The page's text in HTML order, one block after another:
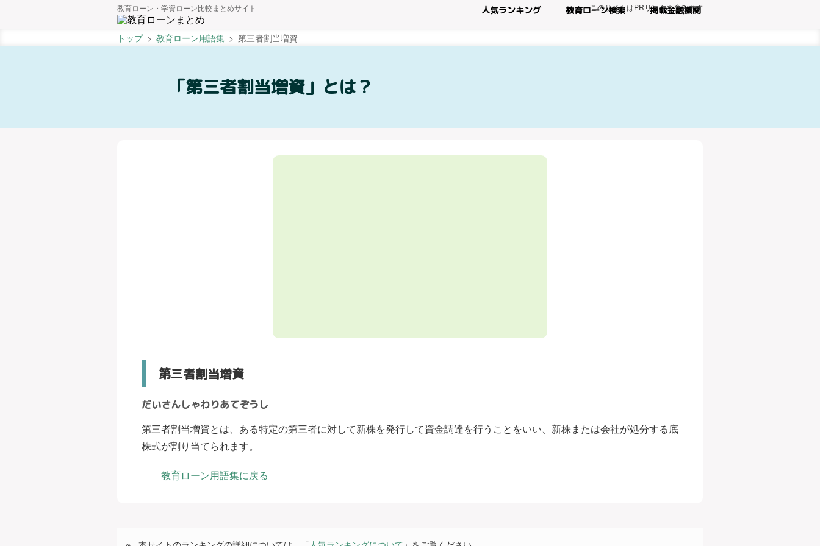
教育ローン・学資ローン比較まとめサイト このサイトはPRリンクを含みます
人気ランキング 教育ローン検索 掲載金融機関
トップ 教育ローン用語集 第三者割当増資
「第三者割当増資」とは？
第三者割当増資
だいさんしゃわりあてぞうし
第三者割当増資とは、ある特定の第三者に対して新株を発行して資金調達を行うことをいい、新株または会社が処分する底
株式が割り当てられます。
教育ローン用語集に戻る